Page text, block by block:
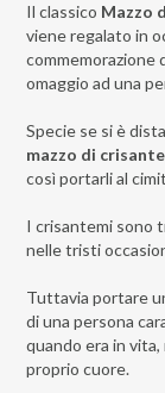
Il classico Mazzo
viene regalato in
commemorazione
omaggio ad una
Specie se si è
mazzo di
così portarli al
I crisantemi sono
nelle tristi
Tuttavia portare
di una persona
quando era in
proprio cuore.